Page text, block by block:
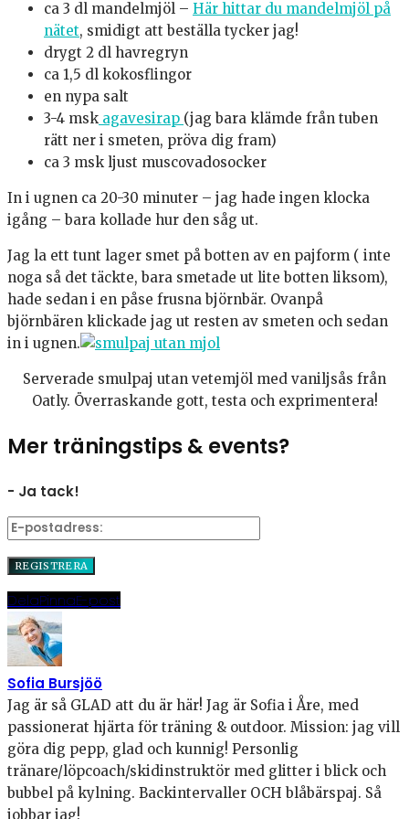
ca 3 dl mandelmjöl – Här hittar du mandelmjöl på
nätet, smidigt att beställa tycker jag!
drygt 2 dl havregryn
ca 1,5 dl kokosflingor
en nypa salt
3-4 msk agavesirap (jag bara klämde från tuben
rätt ner i smeten, pröva dig fram)
ca 3 msk ljust muscovadosocker
In i ugnen ca 20-30 minuter – jag hade ingen klocka
igång – bara kollade hur den såg ut.
Jag la ett tunt lager smet på botten av en pajform ( inte
noga så det täckte, bara smetade ut lite botten liksom),
hade sedan i en påse frusna björnbär. Ovanpå
björnbären klickade jag ut resten av smeten och sedan
in i ugnen.
Serverade smulpaj utan vetemjöl med vaniljsås från
Oatly. Överraskande gott, testa och exprimentera!
Mer träningstips & events?
- Ja tack!
DelaPinnaE-post
Sofia Bursjöö
Jag är så GLAD att du är här! Jag är Sofia i Åre, med
passionerat hjärta för träning & outdoor. Mission: jag vill
göra dig pepp, glad och kunnig! Personlig
tränare/löpcoach/skidinstruktör med glitter i blick och
bubbel på kylning. Backintervaller OCH blåbärspaj. Så
jobbar jag!